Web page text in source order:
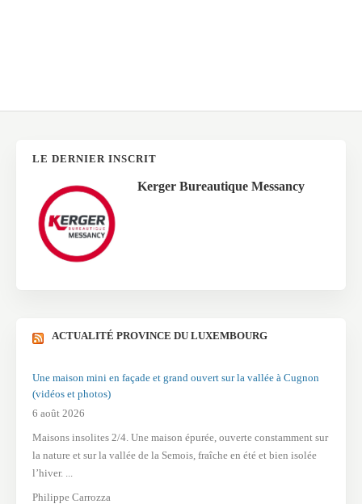
LE DERNIER INSCRIT
Kerger Bureautique Messancy
ACTUALITÉ PROVINCE DU LUXEMBOURG
Une maison mini en façade et grand ouvert sur la vallée à Cugnon
(vidéos et photos)
6 août 2026
Maisons insolites 2/4. Une maison épurée, ouverte constamment sur
la nature et sur la vallée de la Semois, fraîche en été et bien isolée
l’hiver. ...
Philippe Carrozza